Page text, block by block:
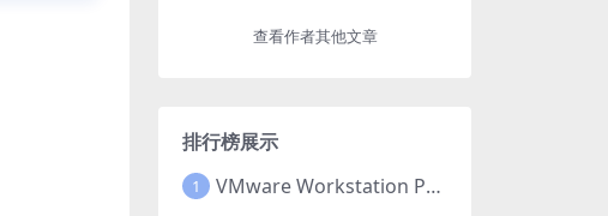
查看作者其他文章
排行榜展示
1 VMware Workstation Pro 16 永久激活密钥(序列号)